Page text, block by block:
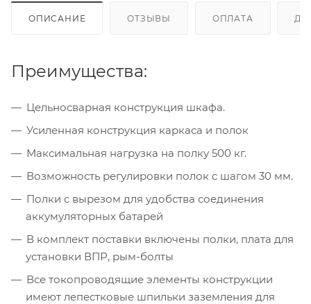
ОПИСАНИЕ ОТЗЫВЫ ОПЛАТА
Преимущества:
Цельносварная конструкция шкафа.
Усиленная конструкция каркаса и полок
Максимальная нагрузка на полку 500 кг.
Возможность регулировки полок с шагом 30 мм.
Полки с вырезом для удобства соединения
аккумуляторных батарей
В комплект поставки включены полки, плата для
установки ВПР, рым-болты
Все токопроводящие элементы конструкции
имеют лепестковые шпильки заземления для